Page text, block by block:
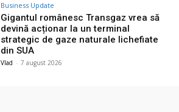
Business Update
Gigantul românesc Transgaz vrea să
devină acționar la un terminal
strategic de gaze naturale lichefiate
din SUA
Vlad - 7 august 2026